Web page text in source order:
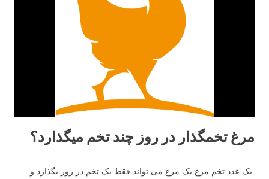
مرغ تخمگذار در روز چند تخم میگذارد؟
یک عدد تخم مرغ یک مرغ می تواند فقط یک تخم در روز بگذارد و